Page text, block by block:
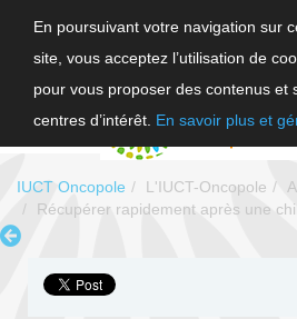
En poursuivant votre navigation sur
site, vous acceptez l’utilisation de
pour vous proposer des contenus et
centres d’intérêt. En savoir plus et
IUCT Oncopole L'IUCT-Oncopole
Récupérer rapidement après une